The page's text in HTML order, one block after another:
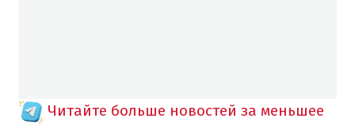
Читайте больше новостей за меньшее